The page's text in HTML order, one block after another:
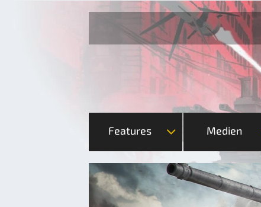
Features Medien